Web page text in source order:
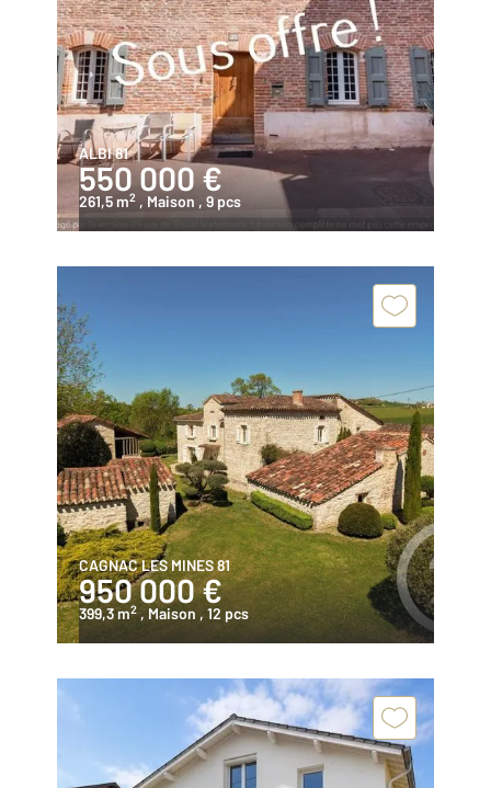
ALBI 81
550 000 €
261,5 m2 , Maison , 9 pcs
CAGNAC LES MINES 81
950 000 €
399,3 m2 , Maison , 12 pcs